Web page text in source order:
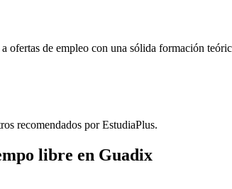
de empleo con una sólida formación
recomendados por EstudiaPlus.
libre en Guadix